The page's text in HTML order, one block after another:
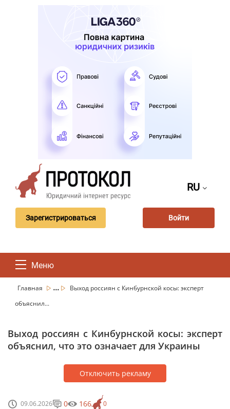
RU
Зарегистрироваться Войти
Меню
Главная ...
Выход россиян с Кинбурнской косы: эксперт
объяснил...
Выход россиян с Кинбурнской косы: эксперт
объяснил, что это означает для Украины
Отключить рекламу
09.06.2026 0
0 166